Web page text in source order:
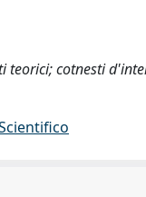
teorici; cotnesti